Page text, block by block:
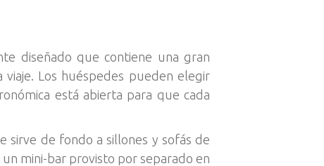
diseñado que contiene una gran
Los huéspedes pueden elegir
está abierta para que cada
sirve de fondo a sillones y sofás de
mini-bar provisto por separado en